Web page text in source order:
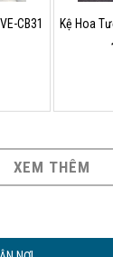
CB31 Kệ Hoa
XEM THÊM